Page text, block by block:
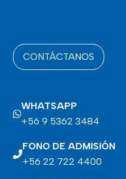
CONTÁCTANOS
WHATSAPP
+56 9 5362 3484
FONO DE ADMISIÓN
+56 22 722 4400